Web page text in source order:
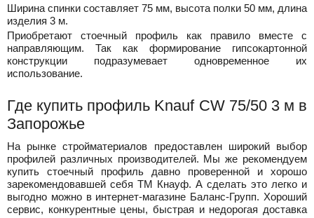
Ширина спинки составляет 75 мм, высота полки 50 мм, длина
изделия 3 м.
Приобретают стоечный профиль как правило вместе с
направляющим. Так как формирование гипсокартонной
конструкции подразумевает одновременное их
использование.
Где купить профиль Knauf CW 75/50 3 м в
Запорожье
На рынке стройматериалов предоставлен широкий выбор
профилей различных производителей. Мы же рекомендуем
купить стоечный профиль давно проверенной и хорошо
зарекомендовавшей себя ТМ Кнауф. А сделать это легко и
выгодно можно в интернет-магазине Баланс-Групп. Хороший
сервис, конкурентные цены, быстрая и недорогая доставка